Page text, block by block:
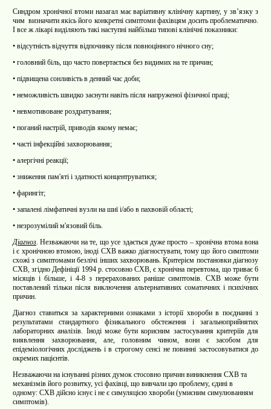
Синдром хронічної втоми назагал має варіативну клінічну картину, у звʼязку з
чим визначити якісь його конкретні симптоми фахівцям досить проблематично.
І все ж лікарі виділяють такі наступні найбільш типові клінічні показники:
• відсутність відчуття відпочинку після повноцінного нічного сну;
• головний біль, що часто повертається без видимих ​​на те причин;
• підвищена сонливість в денний час доби;
• неможливість швидко заснути навіть після напруженої фізичної праці;
• невмотивоване роздратування;
• поганий настрій, приводів якому немає;
• часті інфекційні захворювання;
• алергічні реакції;
• зниження пам'яті і здатності концентруватися;
• фарингіт;
• запалені лімфатичні вузли на шиї і/або в пахвовій області;
• незрозумілий м'язовий біль.
Діагноз . Незважаючи на те, що усе здається дуже просто – хронічна втома вона
і є хронічною втомою, іноді СХВ важко діагностувати, тому що його симптоми
схожі з симптомами безлічі інших захворювань. Критерієм постановки діагнозу
СХВ, згідно Дефініції 1994 р. стосовно СХВ, є хронічна перевтома, що триває 6
місяців і більше, і 4-8 з перерахованих раніше симптомів. СХВ може бути
поставлений тільки після виключення альтернативних соматичних і психічних
причин.
Діагноз ставиться за характерними ознаками з історії хвороби в поєднанні з
результатами стандартного фізикального обстеження і загальноприйнятих
лабораторних аналізів. Іноді може бути корисним застосування критеріїв для
виявлення захворювання, але, головним чином, вони є засобом для
епідеміологічних досліджень і в строгому сенсі не повинні застосовуватися до
окремих пацієнтів.
Незважаючи на існуванні різних думок стосовно причин виникнення СХВ та
механізмів його розвитку, усі фахівці, що вивчали цю проблему, єдині в
одному: СХВ дійсно існує і не є симуляцією хвороби (умисним симулюванням
симптомів).